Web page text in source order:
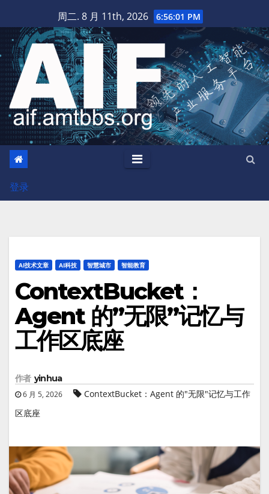
至
内
容
周二. 8 月 11th, 2026 6:56:02 PM
登录
AI技术文章 AI科技 智慧城市 智能教育
ContextBucket：
Agent 的”无限”记忆与
工作区底座
作者 yinhua
6 月 5, 2026
ContextBucket：Agent 的"无限"记忆与工作
区底座